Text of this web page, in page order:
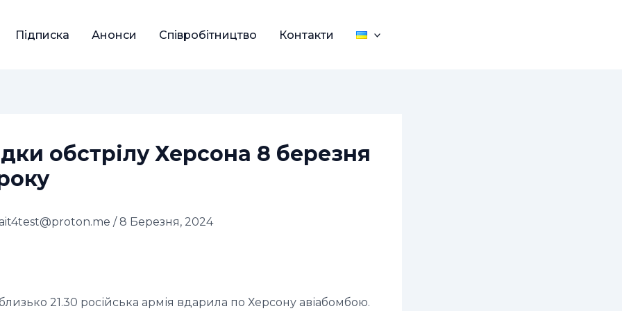
Підписка Анонси Співробітництво Контакти
обстрілу Херсона 8 березня
/ 8 Березня, 2024
21.30 російська армія вдарила по Херсону авіабомбою.